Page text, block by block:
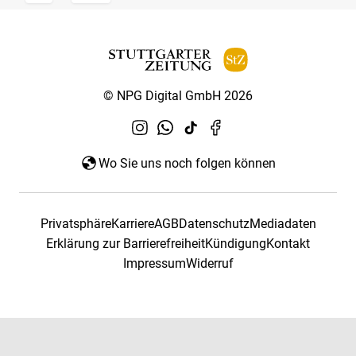
© NPG Digital GmbH 2026
Wo Sie uns noch folgen können
PrivatsphäreKarriereAGBDatenschutzMediadaten
Erklärung zur BarrierefreiheitKündigungKontakt
ImpressumWiderruf